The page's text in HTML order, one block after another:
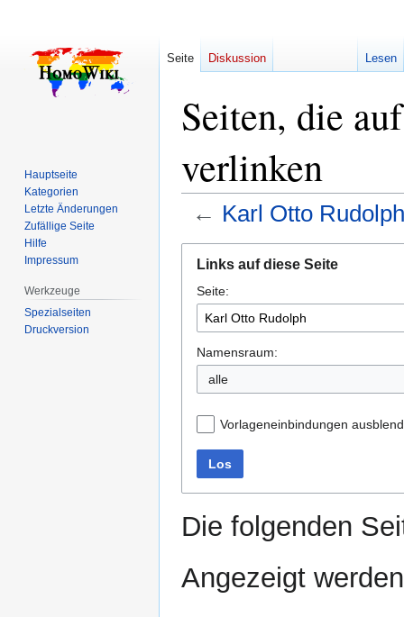
Seiten, die
verlinken
← Karl Otto Rudolph
Navigation
springen
Suche
springen
Links auf diese Seite
Seite:
Namensraum:
alle
Vorlageneinbindungen
Los
Die folgenden
Angezeigt
Seite Diskussion Lesen
Hauptseite
Kategorien
Letzte Änderungen
Zufällige Seite
Hilfe
Impressum
Werkzeuge
Spezialseiten
Druckversion